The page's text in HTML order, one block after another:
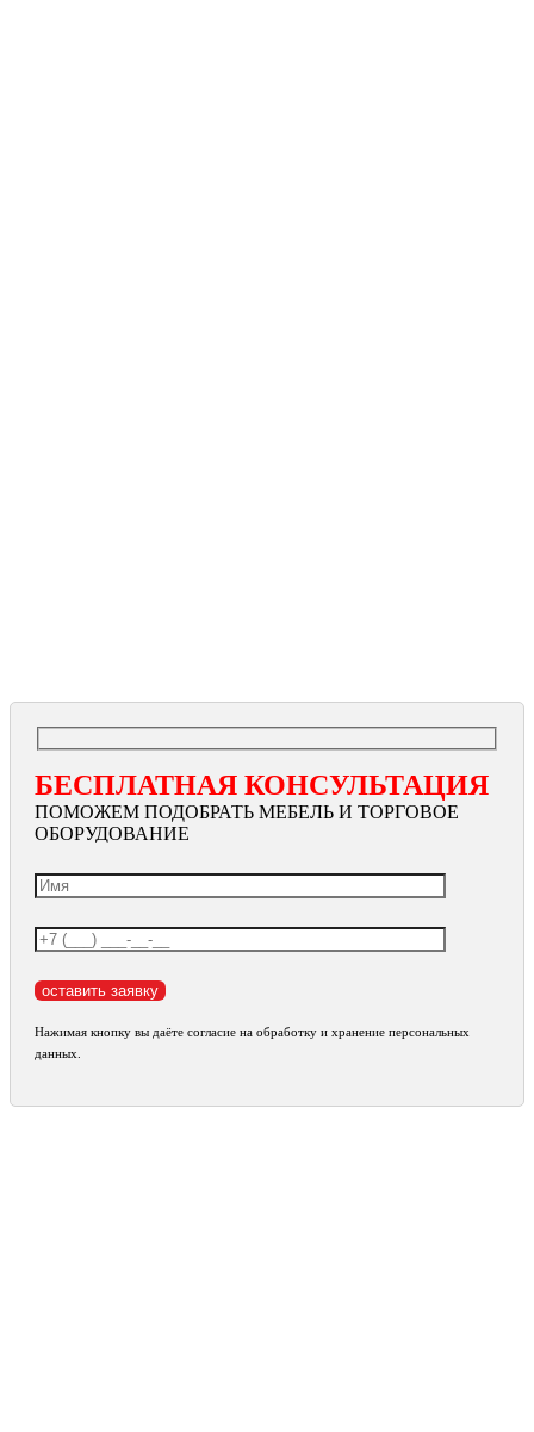
БЕСПЛАТНАЯ КОНСУЛЬТАЦИЯ
ПОМОЖЕМ ПОДОБРАТЬ МЕБЕЛЬ И ТОРГОВОЕ
ОБОРУДОВАНИЕ
Нажимая кнопку вы даёте согласие на обработку и хранение персональных
данных.